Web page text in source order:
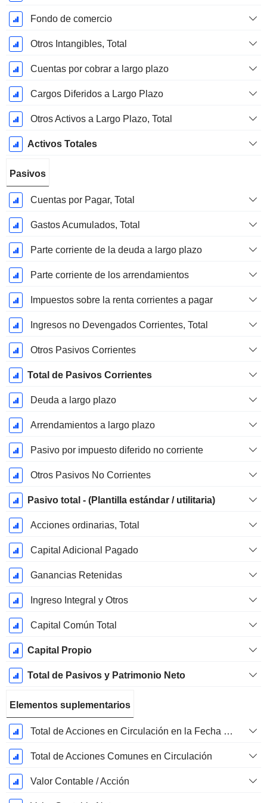
Fondo de comercio
Otros Intangibles, Total
Cuentas por cobrar a largo plazo
Cargos Diferidos a Largo Plazo
Otros Activos a Largo Plazo, Total
Activos Totales
Pasivos
Cuentas por Pagar, Total
Gastos Acumulados, Total
Parte corriente de la deuda a largo plazo
Parte corriente de los arrendamientos
Impuestos sobre la renta corrientes a pagar
Ingresos no Devengados Corrientes, Total
Otros Pasivos Corrientes
Total de Pasivos Corrientes
Deuda a largo plazo
Arrendamientos a largo plazo
Pasivo por impuesto diferido no corriente
Otros Pasivos No Corrientes
Pasivo total - (Plantilla estándar / utilitaria)
Acciones ordinarias, Total
Capital Adicional Pagado
Ganancias Retenidas
Ingreso Integral y Otros
Capital Común Total
Capital Propio
Total de Pasivos y Patrimonio Neto
Elementos suplementarios
Total de Acciones en Circulación en la Fecha de Presentación
Total de Acciones Comunes en Circulación
Valor Contable / Acción